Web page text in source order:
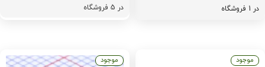
5 فروشگاه
موجود موجود